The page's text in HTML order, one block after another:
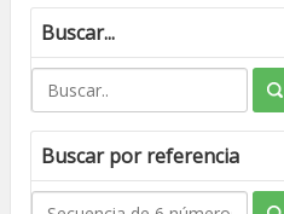
Buscar...
Buscar por referencia